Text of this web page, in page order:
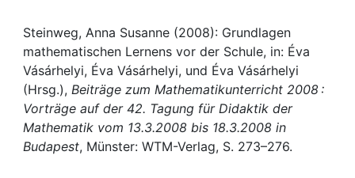
Institutions
Awards
My FIS
Help
Steinweg, Anna Susanne (2008): Grundlagen
mathematischen Lernens vor der Schule, in: Éva
Vásárhelyi, Éva Vásárhelyi, und Éva Vásárhelyi
(Hrsg.), Beiträge zum Mathematikunterricht 2008 :
Vorträge auf der 42. Tagung für Didaktik der
Mathematik vom 13.3.2008 bis 18.3.2008 in
Budapest, Münster: WTM-Verlag, S. 273–276.